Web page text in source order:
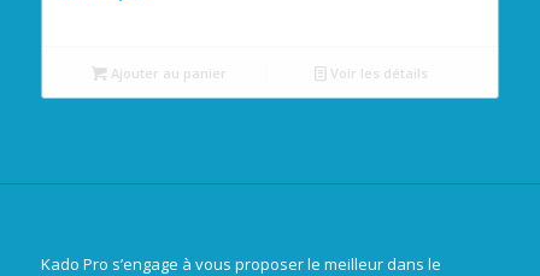
Ajouter au panier Voir les détails
Kado Pro s’engage à vous proposer le meilleur dans le